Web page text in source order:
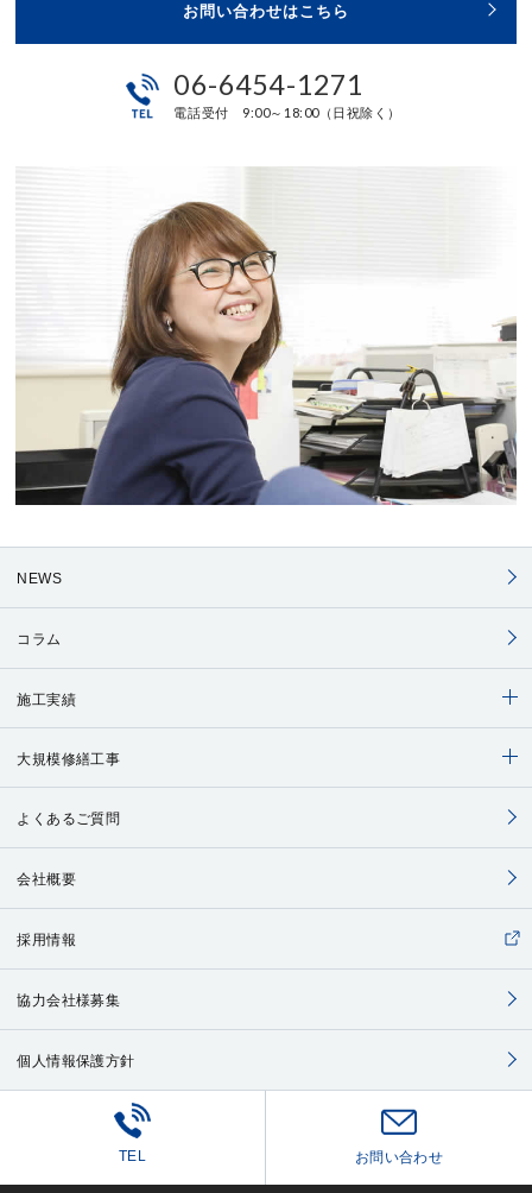
お問い合わせはこちら
06-6454-1271
電話受付 9:00～18:00（日祝除く）
NEWS
コラム
施工実績
大規模修繕工事
よくあるご質問
会社概要
採用情報
協力会社様募集
個人情報保護方針
TEL お問い合わせ